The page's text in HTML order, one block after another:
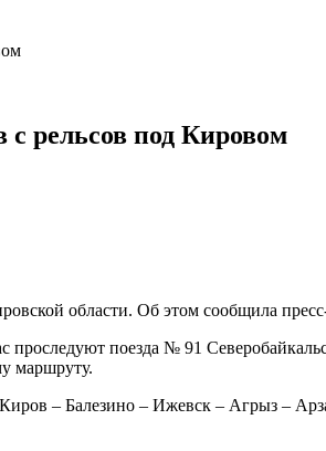
с рельсов под Кировом
области. Об этом сообщила
проследуют поезда № 91
маршруту.
– Балезино – Ижевск – Агрыз –